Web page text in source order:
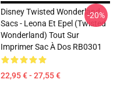
Disney Twisted Wonderland
Sacs - Leona Et Epel (Twisted
Wonderland) Tout Sur
Imprimer Sac À Dos RB0301
22,95 € - 27,55 €
-20%